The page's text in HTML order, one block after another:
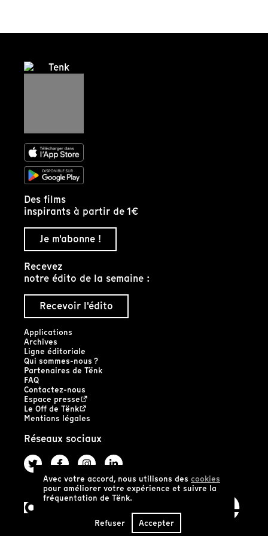
Avec votre accord, nous utilisons des cookies
pour améliorer votre expérience et suivre la
fréquentation de Tënk.
Refuser Accepter
Des films
inspirants à partir de 1€
Je m'abonne !
Recevez
notre édito de la semaine :
Recevoir l'édito
Applications
Archives
Ligne éditoriale
Qui sommes-nous ?
Partenaires de Tënk
FAQ
Contactez-nous
Espace presse
Le Off de Tënk
Mentions légales
Réseaux sociaux